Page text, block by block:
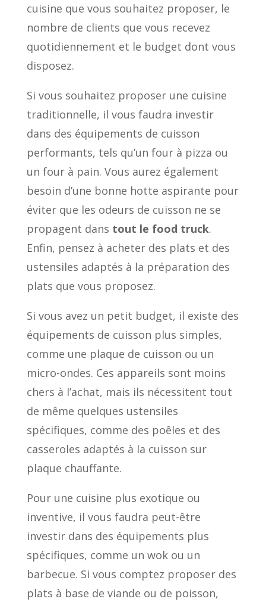
cuisine que vous souhaitez proposer, le
nombre de clients que vous recevez
quotidiennement et le budget dont vous
disposez.
Si vous souhaitez proposer une cuisine
traditionnelle, il vous faudra investir
dans des équipements de cuisson
performants, tels qu’un four à pizza ou
un four à pain. Vous aurez également
besoin d’une bonne hotte aspirante pour
éviter que les odeurs de cuisson ne se
propagent dans tout le food truck.
Enfin, pensez à acheter des plats et des
ustensiles adaptés à la préparation des
plats que vous proposez.
Si vous avez un petit budget, il existe des
équipements de cuisson plus simples,
comme une plaque de cuisson ou un
micro-ondes. Ces appareils sont moins
chers à l’achat, mais ils nécessitent tout
de même quelques ustensiles
spécifiques, comme des poêles et des
casseroles adaptés à la cuisson sur
plaque chauffante.
Pour une cuisine plus exotique ou
inventive, il vous faudra peut-être
investir dans des équipements plus
spécifiques, comme un wok ou un
barbecue. Si vous comptez proposer des
plats à base de viande ou de poisson,